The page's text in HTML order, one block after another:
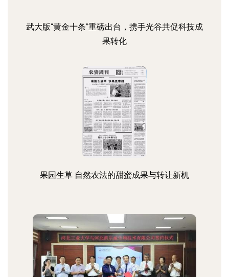
武大版“黄金十条”重磅出台，携手光谷共促科技成
果转化
果园生草 自然农法的甜蜜成果与转让新机